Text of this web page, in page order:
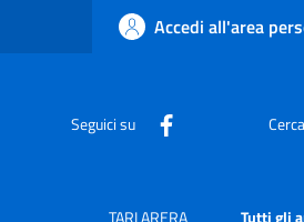
Accedi all'area
Seguici su Cerca
TARI ARERA Tutti gli